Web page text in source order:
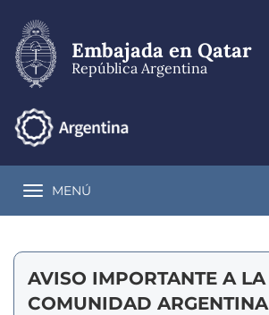
contenido
principal
Embajada en Qatar
República Argentina
Toggle navigation
MENÚ
AVISO IMPORTANTE A LA
COMUNIDAD ARGENTINA